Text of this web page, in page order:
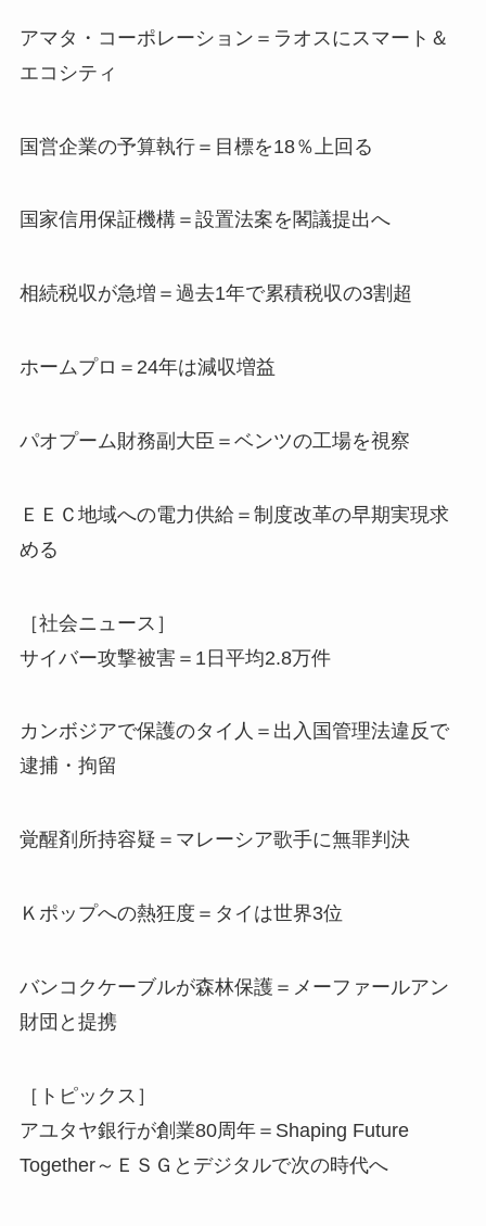
アマタ・コーポレーション＝ラオスにスマート＆
エコシティ
国営企業の予算執行＝目標を18％上回る
国家信用保証機構＝設置法案を閣議提出へ
相続税収が急増＝過去1年で累積税収の3割超
ホームプロ＝24年は減収増益
パオプーム財務副大臣＝ベンツの工場を視察
ＥＥＣ地域への電力供給＝制度改革の早期実現求
める
［社会ニュース］
サイバー攻撃被害＝1日平均2.8万件
カンボジアで保護のタイ人＝出入国管理法違反で
逮捕・拘留
覚醒剤所持容疑＝マレーシア歌手に無罪判決
Ｋポップへの熱狂度＝タイは世界3位
バンコクケーブルが森林保護＝メーファールアン
財団と提携
［トピックス］
アユタヤ銀行が創業80周年＝Shaping Future
Together～ＥＳＧとデジタルで次の時代へ